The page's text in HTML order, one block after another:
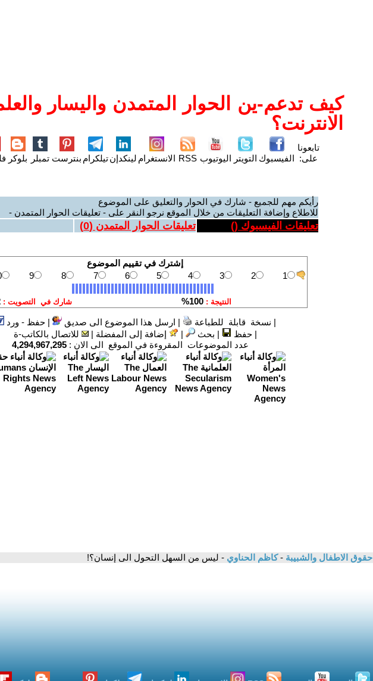
كيف تدعم-ين الحوار المتمدن واليسار
الانترنت؟
تابعونا
على: الفيسبوك التويتر اليوتيوب RSS الانستغرام لينكدإنتيلكرام بنترست تمبلر بلوكر
رأيكم مهم للجميع - شارك في الحوار والتعليق على الموضوع
للاطلاع وإضافة التعليقات من خلال الموقع نرجو النقر على - تعليقات الحوار المتمدن -
تعليقات الفيسبوك () تعليقات الحوار المتمدن (0
)
| نسخة قابلة للطباعة | ارسل هذا الموضوع الى صديق |حفظ - ورد
|حفظ | بحث | إضافة إلى المفضلة |
للاتصال بالكاتب-ة
عدد الموضوعات المقروءة في الموقع الى الان : 4,294,967,295
حقوق الاطفال والشبيبة -كاظم الحناوي - ليس من السهل التحول الى إنسان؟!